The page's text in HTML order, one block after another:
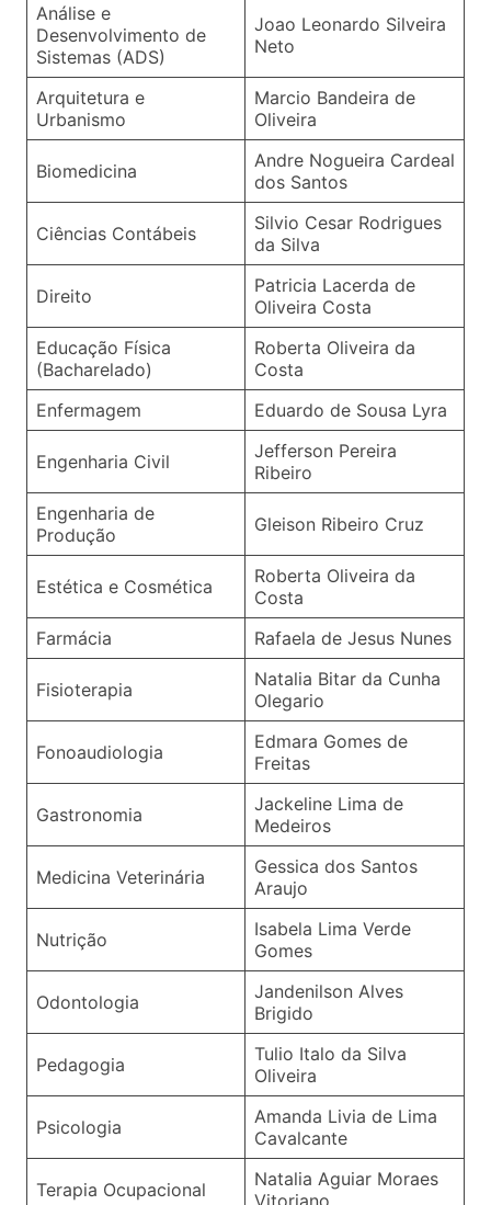
Análise e
Desenvolvimento de
Sistemas (ADS)
Joao Leonardo Silveira
Neto
Arquitetura e
Urbanismo
Marcio Bandeira de
Oliveira
Biomedicina
Andre Nogueira Cardeal
dos Santos
Ciências Contábeis
Silvio Cesar Rodrigues
da Silva
Direito
Patricia Lacerda de
Oliveira Costa
Educação Física
(Bacharelado)
Roberta Oliveira da
Costa
Enfermagem
Eduardo de Sousa Lyra
Engenharia Civil
Jefferson Pereira
Ribeiro
Engenharia de
Produção
Gleison Ribeiro Cruz
Estética e Cosmética
Roberta Oliveira da
Costa
Farmácia
Rafaela de Jesus Nunes
Fisioterapia
Natalia Bitar da Cunha
Olegario
Fonoaudiologia
Edmara Gomes de
Freitas
Gastronomia
Jackeline Lima de
Medeiros
Medicina Veterinária
Gessica dos Santos
Araujo
Nutrição
Isabela Lima Verde
Gomes
Odontologia
Jandenilson Alves
Brigido
Pedagogia
Tulio Italo da Silva
Oliveira
Psicologia
Amanda Livia de Lima
Cavalcante
Terapia Ocupacional
Natalia Aguiar Moraes
Vitoriano